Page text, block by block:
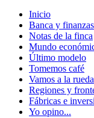
Inicio
Banca y finanzas
Notas de la finca
Mundo
Último modelo
Tomemos café
Vamos a la rueda
Regiones y
Fábricas e
Yo opino...